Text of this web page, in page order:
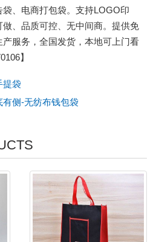
、电商打包袋。支持LOGO印
、品质可控、无中间商。提供免
服务，全国发货，本地可上门看
】
提袋
侧-无纺布钱包袋